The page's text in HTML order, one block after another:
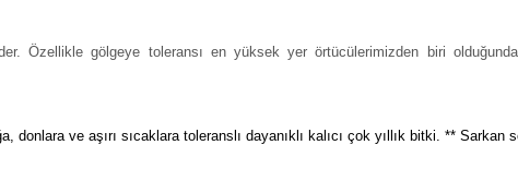
Özellikle gölgeye toleransı en yüksek yer örtücülerimizden biri
ve aşırı sıcaklara toleranslı dayanıklı kalıcı çok yıllık bitki. ** Sarkan